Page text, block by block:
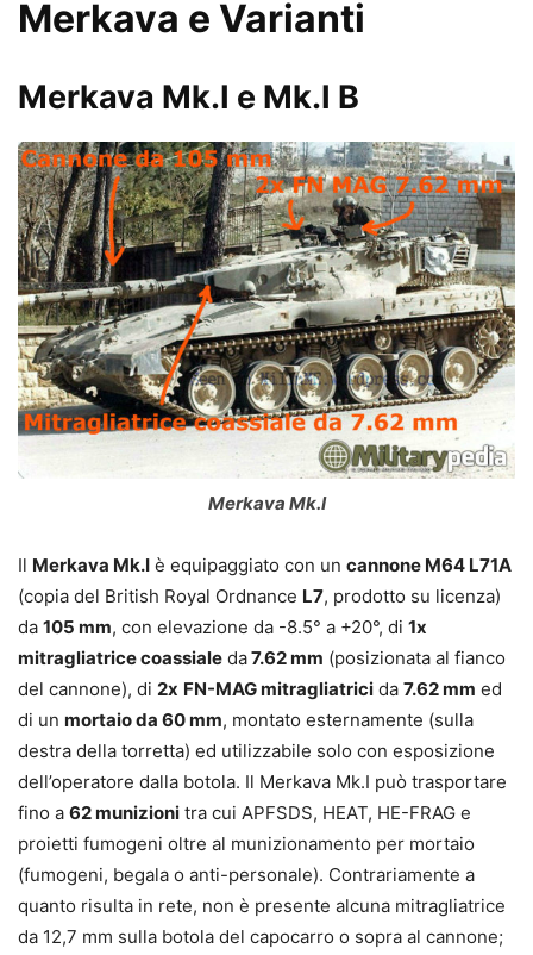
Merkava e Varianti
Merkava Mk.I e Mk.I B
Merkava Mk.I
Il Merkava Mk.I è equipaggiato con un cannone M64 L71A
(copia del British Royal Ordnance L7, prodotto su licenza)
da 105 mm, con elevazione da -8.5° a +20°, di 1x
mitragliatrice coassiale da7.62 mm (posizionata al fianco
del cannone), di 2x FN-MAG mitragliatrici da 7.62 mm ed
di un mortaio da 60 mm, montato esternamente (sulla
destra della torretta) ed utilizzabile solo con esposizione
dell’operatore dalla botola. Il Merkava Mk.I può trasportare
fino a 62 munizioni tra cui APFSDS, HEAT, HE-FRAG e
proietti fumogeni oltre al munizionamento per mortaio
(fumogeni, begala o anti-personale). Contrariamente a
quanto risulta in rete, non è presente alcuna mitragliatrice
da 12,7 mm sulla botola del capocarro o sopra al cannone;